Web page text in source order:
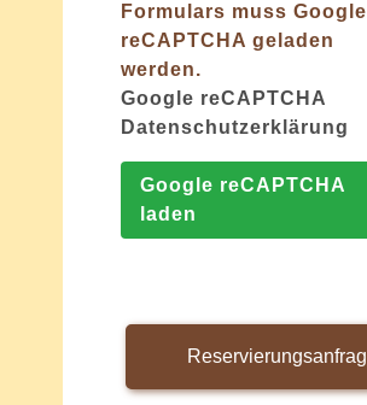
Formulars muss Google
reCAPTCHA geladen
werden.
Google reCAPTCHA
Datenschutzerklärung
Google reCAPTCHA
laden